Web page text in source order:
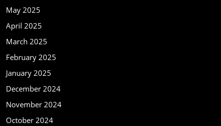
May 2025
April 2025
March 2025
February 2025
January 2025
December 2024
November 2024
October 2024